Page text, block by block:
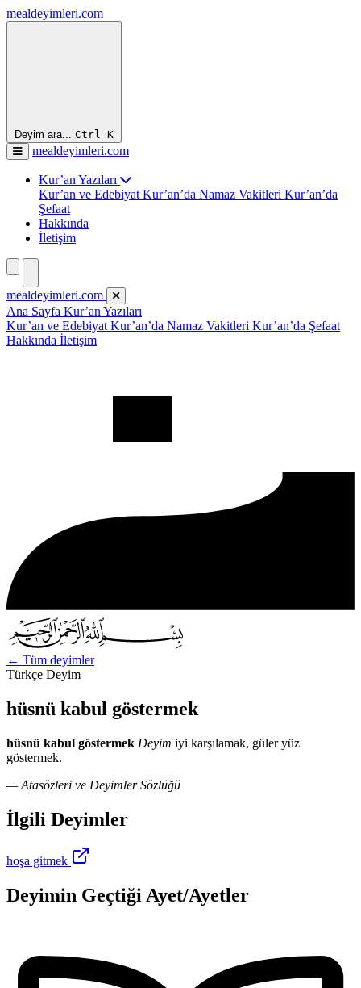
mealdeyimleri.com
Deyim ara... Ctrl K
mealdeyimleri.com
Kur’an Yazıları
Kur’an ve Edebiyat Kur’an’da Namaz Vakitleri Kur’an’da
Şefaat
Hakkında
İletişim
mealdeyimleri.com
Ana Sayfa Kur’an Yazıları
Kur’an ve Edebiyat Kur’an’da Namaz Vakitleri Kur’an’da Şefaat
Hakkında İletişim
← Tüm deyimler
Türkçe Deyim
hüsnü kabul göstermek
hüsnü kabul göstermek Deyim iyi karşılamak, güler yüz
göstermek.
— Atasözleri ve Deyimler Sözlüğü
İlgili Deyimler
hoşa gitmek
Deyimin Geçtiği Ayet/Ayetler